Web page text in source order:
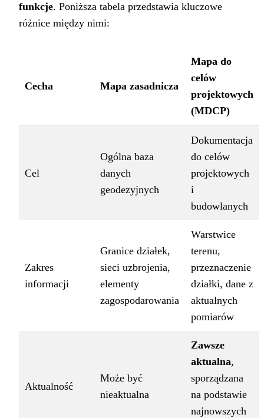
funkcje. Poniższa tabela przedstawia kluczowe
różnice między nimi:
Cecha Mapa zasadnicza
Mapa do
celów
projektowych
(MDCP)
Cel
Ogólna baza
danych
geodezyjnych
Dokumentacja
do celów
projektowych
i
budowlanych
Zakres
informacji
Granice działek,
sieci uzbrojenia,
elementy
zagospodarowania
Warstwice
terenu,
przeznaczenie
działki, dane z
aktualnych
pomiarów
Aktualność
Może być
nieaktualna
Zawsze
aktualna,
sporządzana
na podstawie
najnowszych